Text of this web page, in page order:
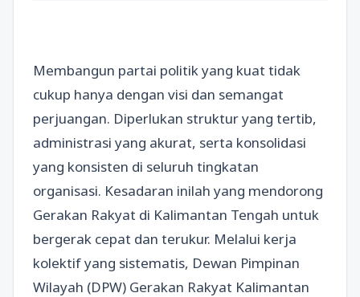
Membangun partai politik yang kuat tidak
cukup hanya dengan visi dan semangat
perjuangan. Diperlukan struktur yang tertib,
administrasi yang akurat, serta konsolidasi
yang konsisten di seluruh tingkatan
organisasi. Kesadaran inilah yang mendorong
Gerakan Rakyat di Kalimantan Tengah untuk
bergerak cepat dan terukur. Melalui kerja
kolektif yang sistematis, Dewan Pimpinan
Wilayah (DPW) Gerakan Rakyat Kalimantan